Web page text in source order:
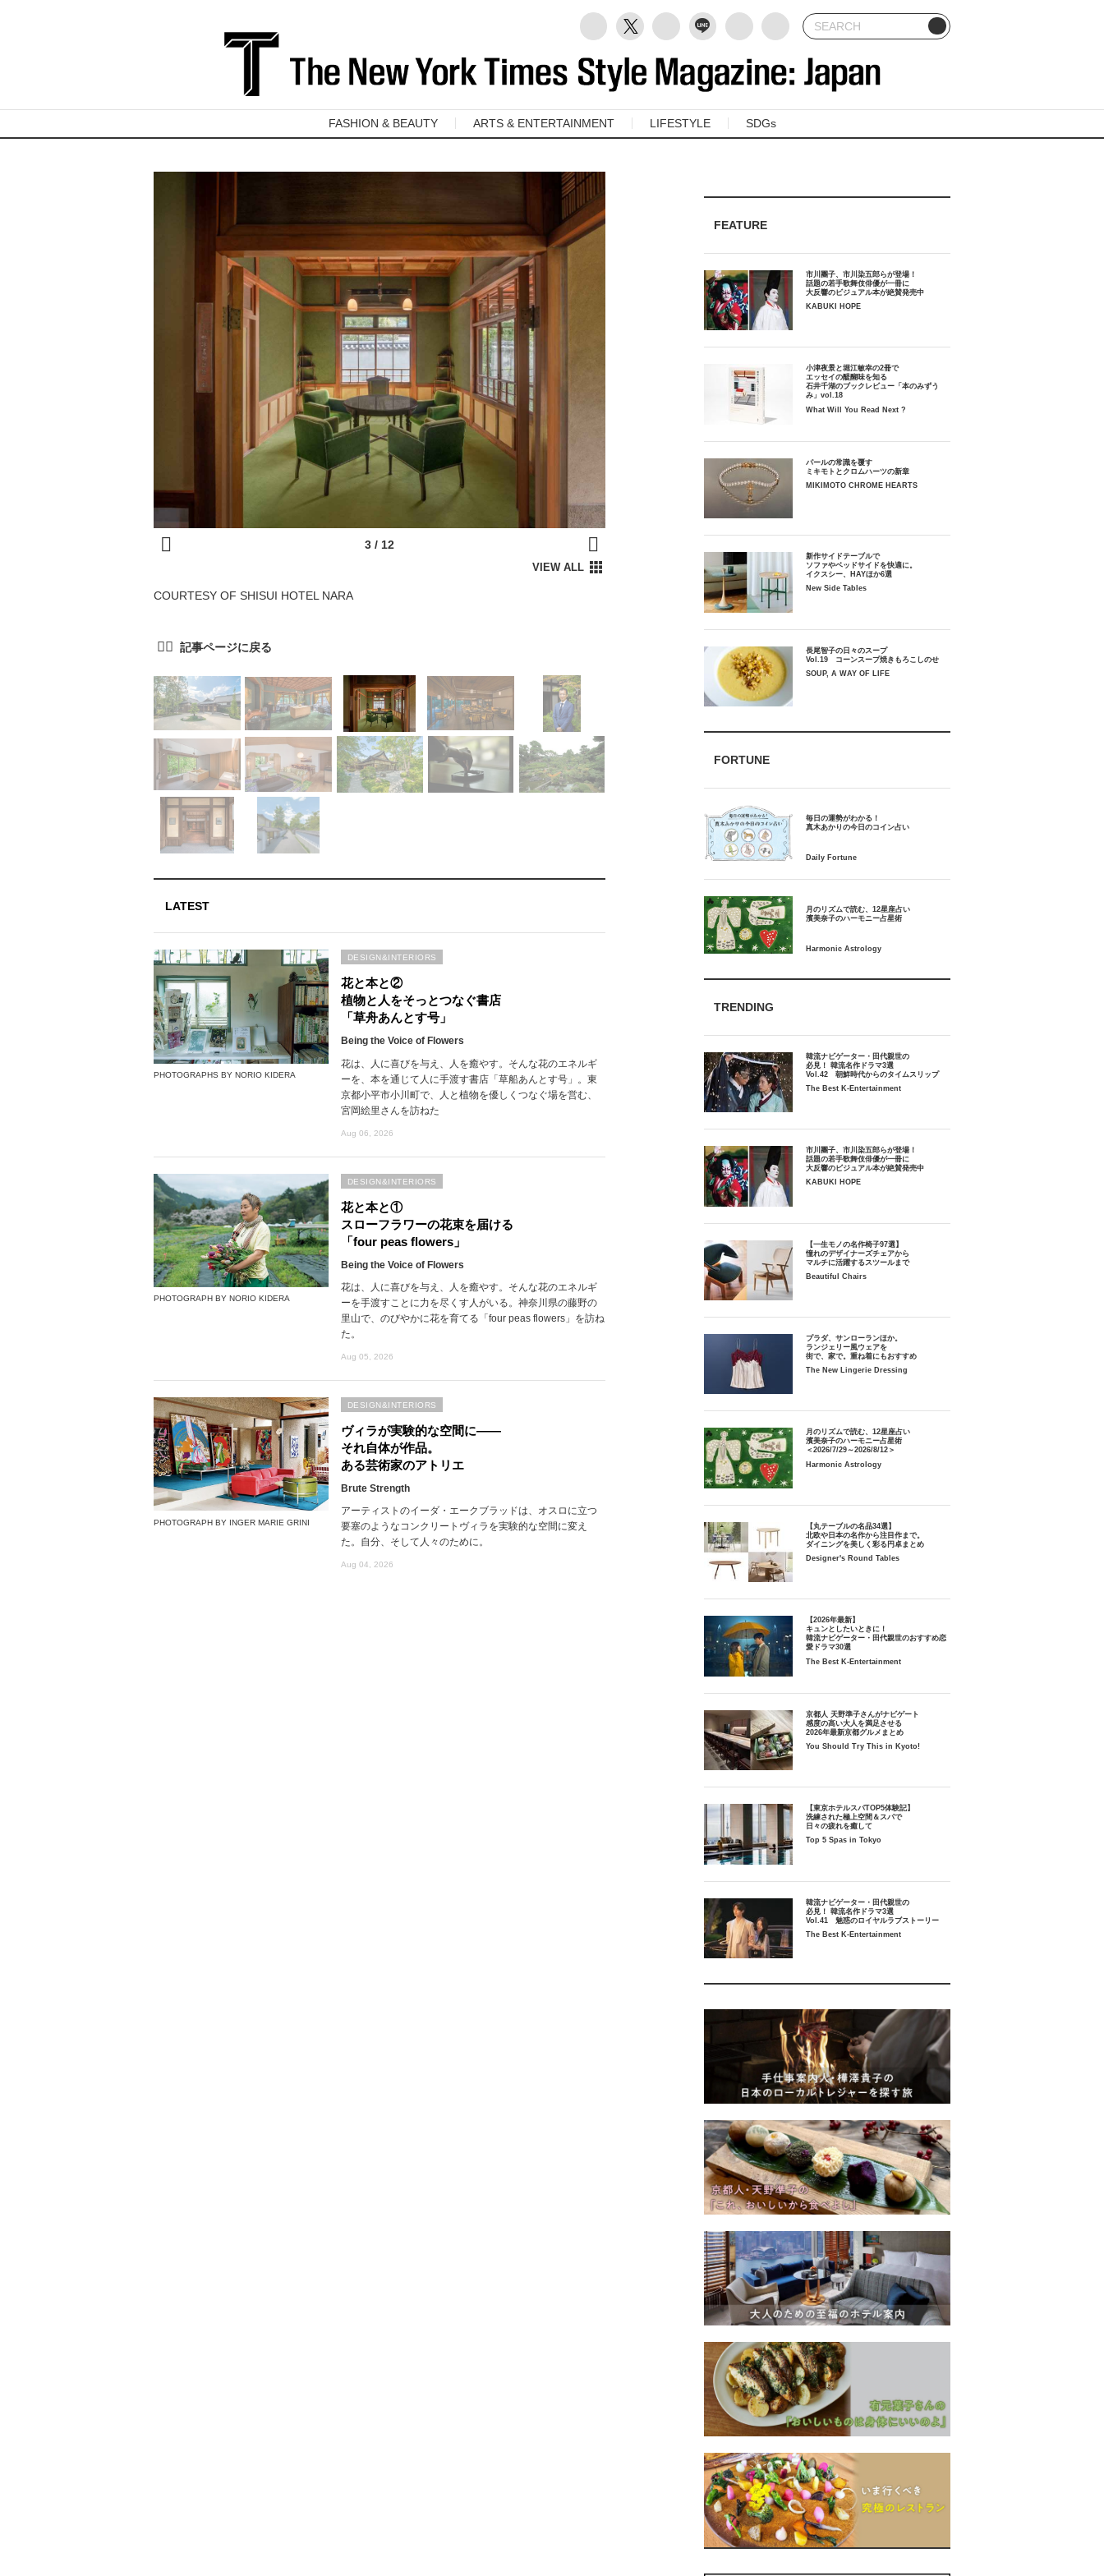
FASHION & BEAUTY ARTS & ENTERTAINMENT LIFESTYLE SDGs
COURTESY OF SHISUI HOTEL NARA
LATEST
PHOTOGRAPHS BY NORIO KIDERA
花と本と②
植物と人をそっとつなぐ書店
「草舟あんとす号」
Being the Voice of Flowers
花は、人に喜びを与え、人を癒やす。そんな花のエネルギ
ーを、本を通じて人に手渡す書店「草船あんとす号」。東
京都小平市小川町で、人と植物を優しくつなぐ場を営む、
宮岡絵里さんを訪ねた
Aug 06, 2026
DESIGN&INTERIORS
PHOTOGRAPH BY NORIO KIDERA
花と本と①
スローフラワーの花束を届ける
「four peas flowers」
Being the Voice of Flowers
花は、人に喜びを与え、人を癒やす。そんな花のエネルギ
ーを手渡すことに力を尽くす人がいる。神奈川県の藤野の
里山で、のびやかに花を育てる「four peas flowers」を訪ね
た。
Aug 05, 2026
DESIGN&INTERIORS
PHOTOGRAPH BY INGER MARIE GRINI
ヴィラが実験的な空間に――
それ自体が作品。
ある芸術家のアトリエ
Brute Strength
アーティストのイーダ・エークブラッドは、オスロに立つ
要塞のようなコンクリートヴィラを実験的な空間に変え
た。自分、そして人々のために。
Aug 04, 2026
DESIGN&INTERIORS
FEATURE
市川團子、市川染五郎らが登場！
話題の若手歌舞伎俳優が一冊に
大反響のビジュアル本が絶賛発売中
KABUKI HOPE
小津夜景と堀江敏幸の2冊で
エッセイの醍醐味を知る
石井千湖のブックレビュー「本のみずう
み」vol.18
What Will You Read Next ?
パールの常識を覆す
ミキモトとクロムハーツの新章
MIKIMOTO CHROME HEARTS
新作サイドテーブルで
ソファやベッドサイドを快適に。
イクスシー、HAYほか6選
New Side Tables
長尾智子の日々のスープ
Vol.19 コーンスープ焼きもろこしのせ
SOUP, A WAY OF LIFE
FORTUNE
毎日の運勢がわかる！
月のリズムで読む、12星座占い
TRENDING
韓流ナビゲーター・田代親世の
必見！ 韓流名作ドラマ3選
Vol.42 朝鮮時代からのタイムスリップ
The Best K-Entertainment
市川團子、市川染五郎らが登場！
話題の若手歌舞伎俳優が一冊に
大反響のビジュアル本が絶賛発売中
KABUKI HOPE
【一生モノの名作椅子97選】
憧れのデザイナーズチェアから
マルチに活躍するスツールまで
Beautiful Chairs
プラダ、サンローランほか。
ランジェリー風ウェアを
街で、家で。重ね着にもおすすめ
The New Lingerie Dressing
月のリズムで読む、12星座占い
濱美奈子のハーモニー占星術
＜2026/7/29～2026/8/12＞
Harmonic Astrology
【丸テーブルの名品34選】
北欧や日本の名作から注目作まで。
ダイニングを美しく彩る円卓まとめ
Designer's Round Tables
【2026年最新】
キュンとしたいときに！
韓流ナビゲーター・田代親世のおすすめ恋
愛ドラマ30選
The Best K-Entertainment
京都人 天野準子さんがナビゲート
感度の高い大人を満足させる
2026年最新京都グルメまとめ
You Should Try This in Kyoto!
【東京ホテルスパTOP5体験記】
洗練された極上空間＆スパで
日々の疲れを癒して
Top 5 Spas in Tokyo
韓流ナビゲーター・田代親世の
必見！ 韓流名作ドラマ3選
Vol.41 魅惑のロイヤルラブストーリー
The Best K-Entertainment